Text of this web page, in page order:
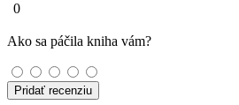
0
Ako sa páčila kniha vám?
Pridať recenziu